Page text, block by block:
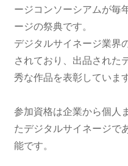
ージコンソーシアムが毎
ージの祭典です。
デジタルサイネージ業界
されており、出品された
秀な作品を表彰していま
参加資格は企業から個人
たデジタルサイネージで
能です。